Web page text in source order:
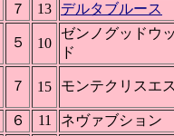
７ 13 デルタブルース
５ 10
ゼンノグッドウ
ド
７ 15 モンテクリスエ
６ 11 ネヴァブション